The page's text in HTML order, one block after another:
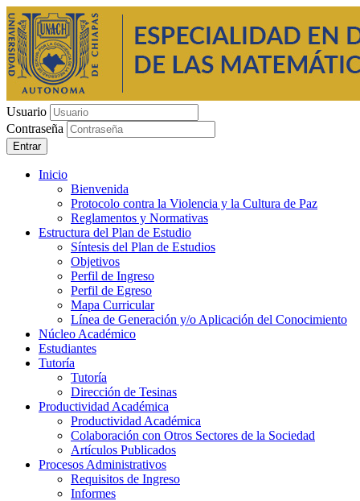
Usuario
Contraseña
Entrar
Inicio
Bienvenida
Protocolo contra la Violencia y la Cultura de Paz
Reglamentos y Normativas
Estructura del Plan de Estudio
Síntesis del Plan de Estudios
Objetivos
Perfil de Ingreso
Perfil de Egreso
Mapa Curricular
Línea de Generación y/o Aplicación del Conocimiento
Núcleo Académico
Estudiantes
Tutoría
Tutoría
Dirección de Tesinas
Productividad Académica
Productividad Académica
Colaboración con Otros Sectores de la Sociedad
Artículos Publicados
Procesos Administrativos
Requisitos de Ingreso
Informes